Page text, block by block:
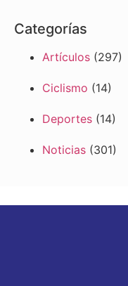
Categorías
Artículos (297)
Ciclismo (14)
Deportes (14)
Noticias (301)